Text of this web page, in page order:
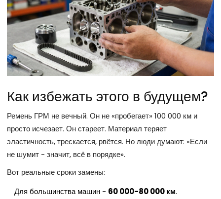
Как избежать этого в будущем?
Ремень ГРМ не вечный. Он не «пробегает» 100 000 км и
просто исчезает. Он стареет. Материал теряет
эластичность, трескается, рвётся. Но люди думают: «Если
не шумит - значит, всё в порядке».
Вот реальные сроки замены:
Для большинства машин - 60 000-80 000 км.